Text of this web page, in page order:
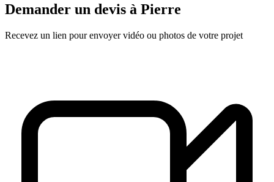
Demander un devis à Pierre
Recevez un lien pour envoyer vidéo ou photos de votre projet